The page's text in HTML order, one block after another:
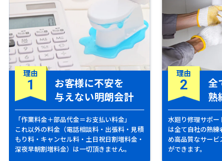
理由
1
お客様に不安を
与えない明朗会計
「作業料金＋部品代金＝お支払い料金」
これ以外の料金（電話相談料・出張料・見積
もり料・キャンセル料・土日祝日割増料金・
深夜早朝割増料金）は一切頂きません。
理由
2
全
熟
水廻り修理サポ
は全て自社の熟
め高品質なサー
ができます。